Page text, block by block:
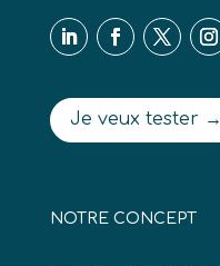
Je veux tester →
NOTRE CONCEPT